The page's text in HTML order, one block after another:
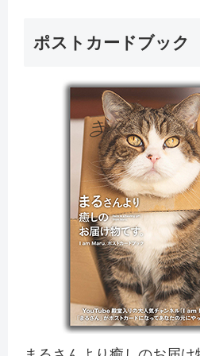
ポストカードブック